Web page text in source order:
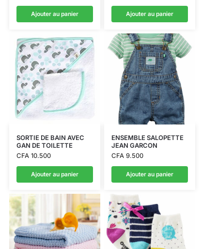
Ajouter au panier Ajouter au panier
SORTIE DE BAIN AVEC
GAN DE TOILETTE
CFA10.500
Ajouter au panier
ENSEMBLE SALOPETTE
JEAN GARCON
CFA9.500
Ajouter au panier